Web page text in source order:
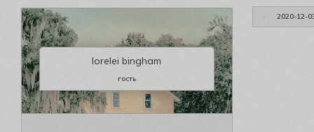
2020-12-
lorelei bingham
гость